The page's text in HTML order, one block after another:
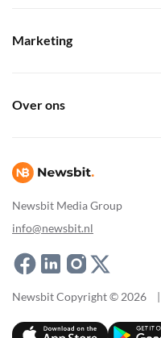
Newsbit Media Group
info@newsbit.nl
Marketing
Over ons
Newsbit Copyright © 2026 |